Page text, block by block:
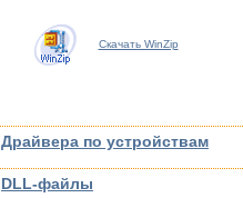
Скачать WinZip
Драйвера по устройствам
DLL-файлы